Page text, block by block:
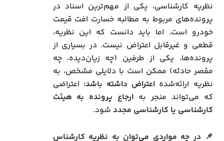
نظریه کارشناسی، یکی از مهم‌ترین اسناد در
پرونده‌های مربوط به مطالبه خسارت افت قیمت
خودرو است. اما باید دانست که این نظریه،
قطعی و غیرقابل اعتراض نیست. در بسیاری از
پرونده‌ها، یکی از طرفین (چه زیان‌دیده، چه
مقصر حادثه) ممکن است با دلایلی مشخص، به
نظریه ارائه‌شده اعتراض داشته باشد؛ اعتراضی
که می‌تواند منجر به ارجاع پرونده به هیئت
کارشناسی یا کارشناسی مجدد شود.
📌 در چه مواردی می‌توان به نظریه کارشناس